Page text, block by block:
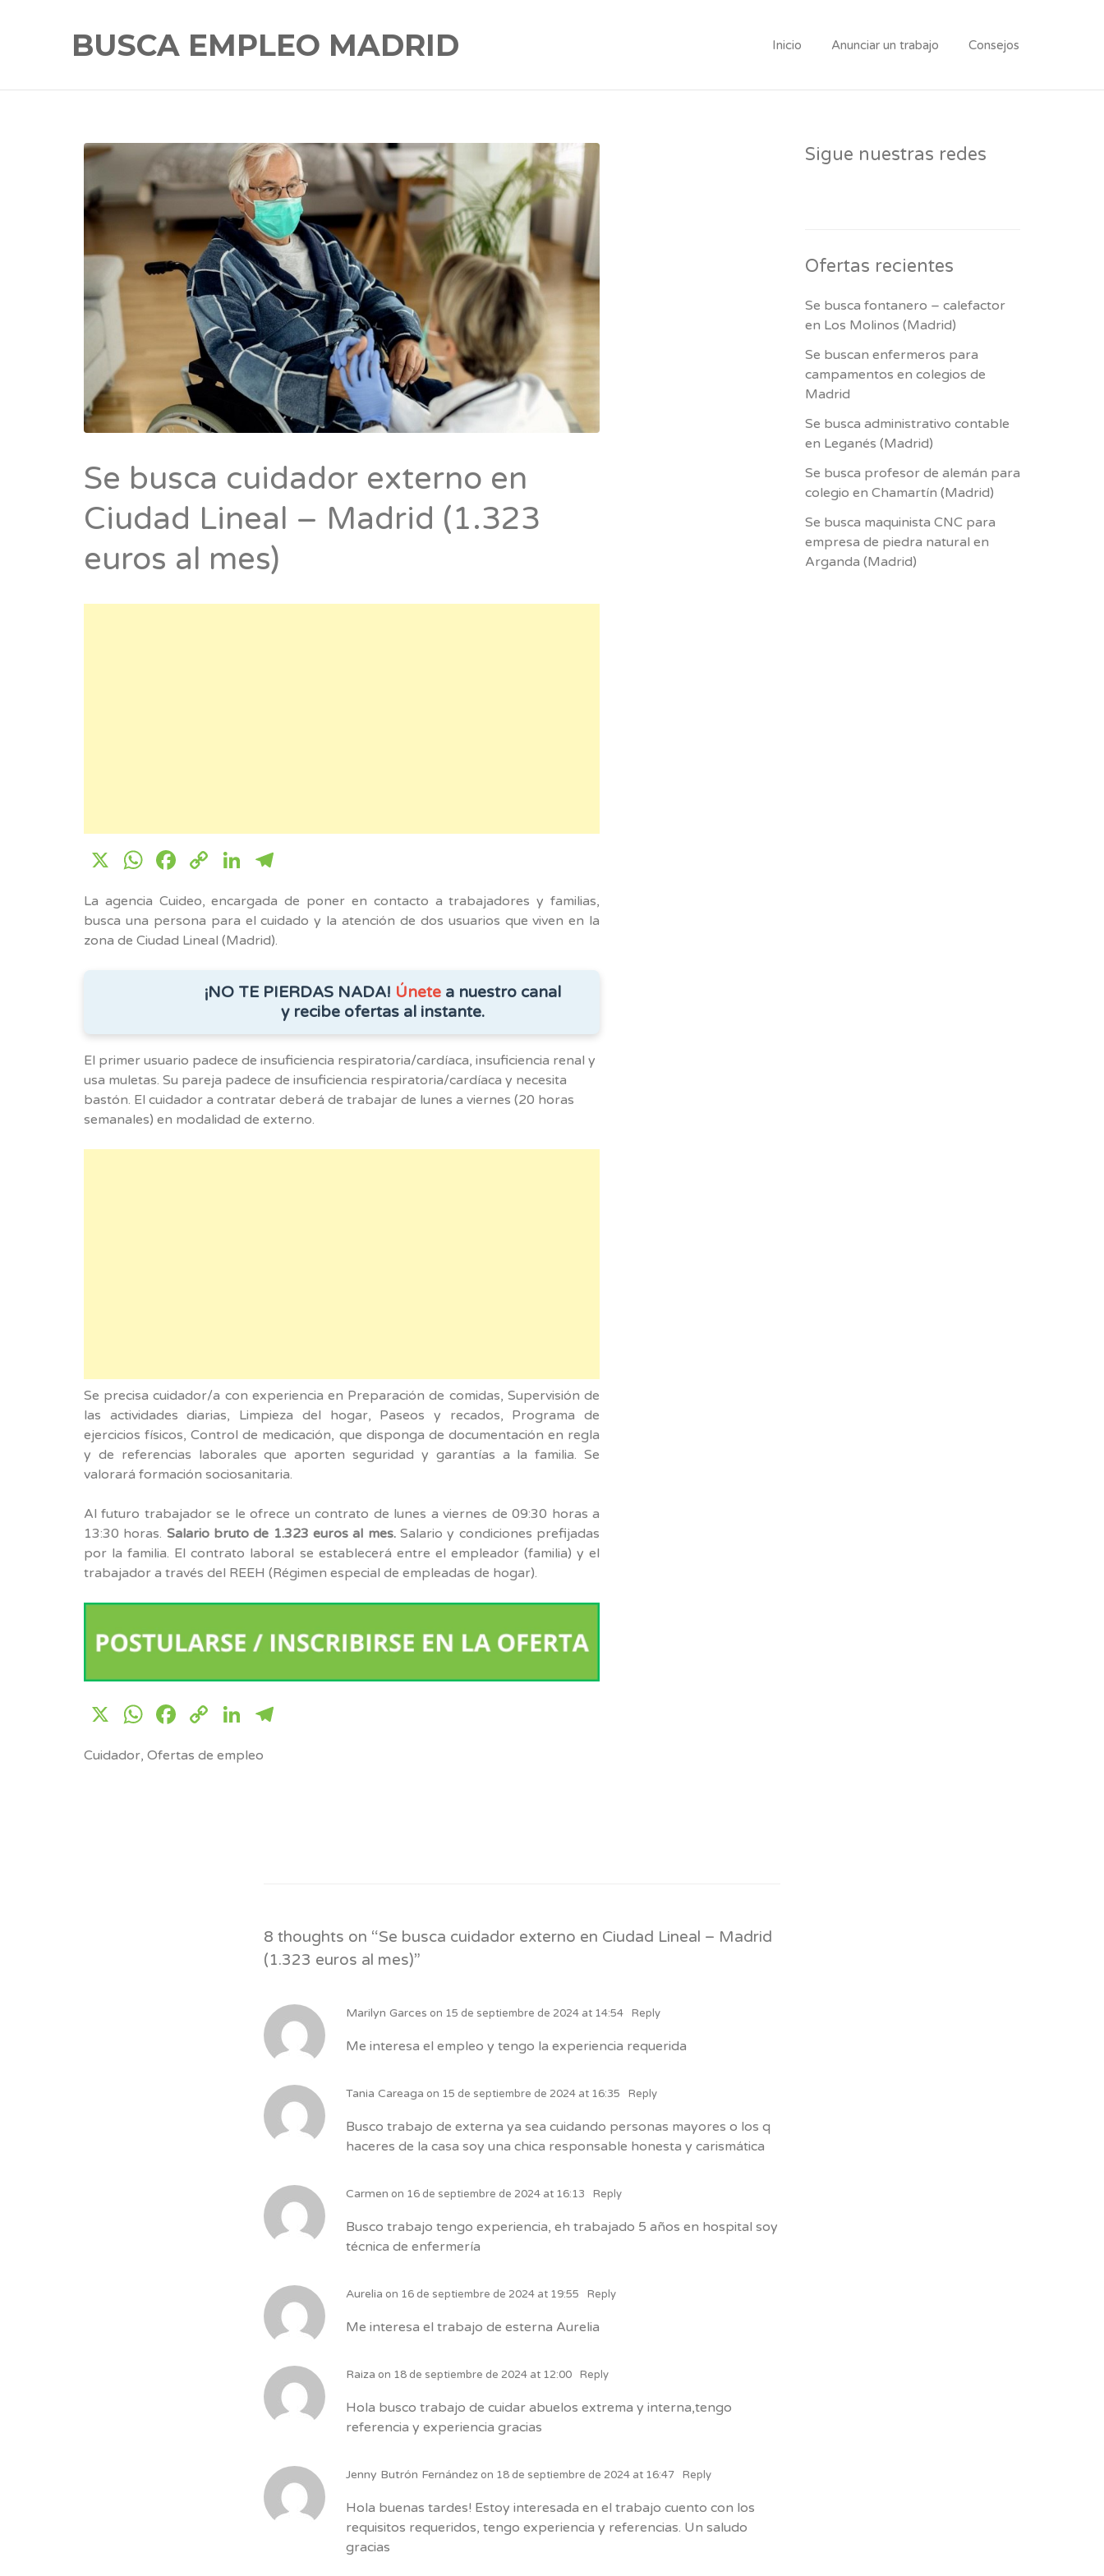
BUSCA EMPLEO MADRID Inicio Anunciar un trabajo Consejos
Se busca cuidador externo en
Ciudad Lineal – Madrid (1.323
euros al mes)
X WhatsApp
Facebook
CopyLinkedIn
La agencia Cuideo, encargada de poner en contacto a trabajadores y familias,
busca una persona para el cuidado y la atención de dos usuarios que viven en la
zona de Ciudad Lineal (Madrid).
¡NO TE PIERDAS NADA! Únete a nuestro canal
y recibe ofertas al instante.
El primer usuario padece de insuficiencia respiratoria/cardíaca, insuficiencia renal y
usa muletas. Su pareja padece de insuficiencia respiratoria/cardíaca y necesita
bastón. El cuidador a contratar deberá de trabajar de lunes a viernes (20 horas
semanales) en modalidad de externo.
Se precisa cuidador/a con experiencia en Preparación de comidas, Supervisión de
las actividades diarias, Limpieza del hogar, Paseos y recados, Programa de
ejercicios físicos, Control de medicación, que disponga de documentación en regla
y de referencias laborales que aporten seguridad y garantías a la familia. Se
valorará formación sociosanitaria.
Al futuro trabajador se le ofrece un contrato de lunes a viernes de 09:30 horas a
13:30 horas. Salario bruto de 1.323 euros al mes.Salario y condiciones prefijadas
por la familia. El contrato laboral se establecerá entre el empleador (familia) y el
trabajador a través del REEH (Régimen especial de empleadas de hogar).
X WhatsApp
Facebook
CopyLinkedIn
Cuidador, Ofertas de empleo
8 thoughts on “Se busca cuidador externo en Ciudad Lineal – Madrid
(1.323 euros al mes)”
Marilyn Garces on 15 de septiembre de 2024 at 14:54 Reply
Me interesa el empleo y tengo la experiencia requerida
Tania Careaga on 15 de septiembre de 2024 at 16:35 Reply
Busco trabajo de externa ya sea cuidando personas mayores o los q
haceres de la casa soy una chica responsable honesta y carismática
Carmen on 16 de septiembre de 2024 at 16:13 Reply
Busco trabajo tengo experiencia, eh trabajado 5 años en hospital soy
técnica de enfermería
Aurelia on 16 de septiembre de 2024 at 19:55 Reply
Me interesa el trabajo de esterna Aurelia
Raiza on 18 de septiembre de 2024 at 12:00 Reply
Hola busco trabajo de cuidar abuelos extrema y interna,tengo
referencia y experiencia gracias
Jenny Butrón Fernández on 18 de septiembre de 2024 at 16:47 Reply
Hola buenas tardes! Estoy interesada en el trabajo cuento con los
requisitos requeridos, tengo experiencia y referencias. Un saludo
gracias
Sigue nuestras redes
Ofertas recientes
Se busca fontanero – calefactor
en Los Molinos (Madrid)
Se buscan enfermeros para
campamentos en colegios de
Madrid
Se busca administrativo contable
en Leganés (Madrid)
Se busca profesor de alemán para
colegio en Chamartín (Madrid)
Se busca maquinista CNC para
empresa de piedra natural en
Arganda (Madrid)